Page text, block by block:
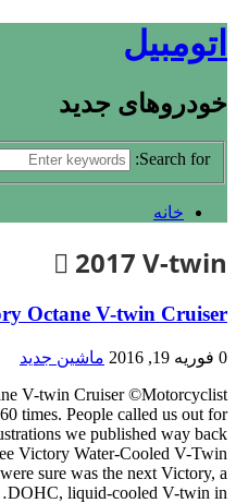
اتومبیل
خودروهای جدید
Search for:
خانه
2017 V-twin
Octane V-twin Cruiser
0 فوریه 19, 2016
ماشین جدید
V-twin Cruiser ©Motorcyclist
times. People called us out for
we published way back
Victory Water-Cooled V-Twin
sure was the next Victory, a
DOHC, liquid-cooled V-twin in…